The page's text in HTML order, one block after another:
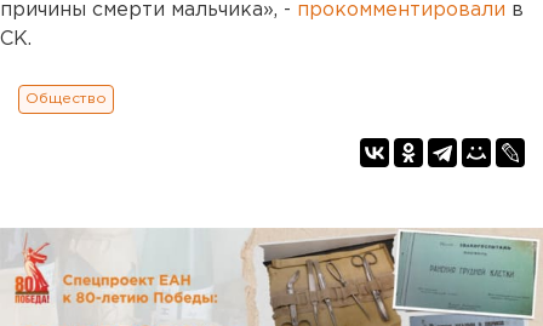
причины смерти мальчика», - прокомментировали в
СК.
Общество